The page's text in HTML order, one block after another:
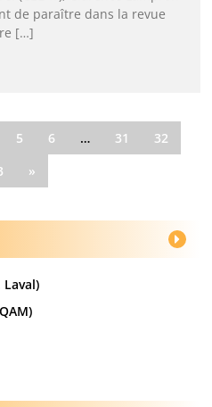
de paraître dans la revue
[…]
5 6 … 31
32
»